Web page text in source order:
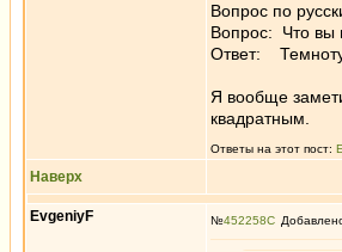
Вопрос по
Вопрос: Что вы
Ответ:
Я вообще
квадратным.
Ответы на этот пост:
Наверх
EvgeniyF №452258